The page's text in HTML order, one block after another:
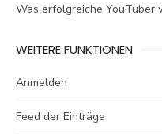
Was erfolgreiche YouTuber
WEITERE FUNKTIONEN
Anmelden
Feed der Einträge